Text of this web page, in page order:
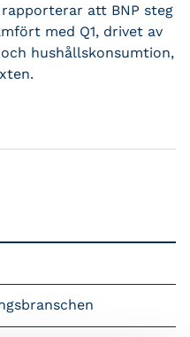
att BNP steg
med Q1, drivet av
hushållskonsumtion,